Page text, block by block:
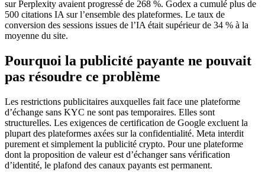
sur Perplexity avaient progressé de 268 %. Godex a cumulé plus de
500 citations IA sur l’ensemble des plateformes. Le taux de
conversion des sessions issues de l’IA était supérieur de 34 % à la
moyenne du site.
Pourquoi la publicité payante ne pouvait
pas résoudre ce problème
Les restrictions publicitaires auxquelles fait face une plateforme
d’échange sans KYC ne sont pas temporaires. Elles sont
structurelles. Les exigences de certification de Google excluent la
plupart des plateformes axées sur la confidentialité. Meta interdit
purement et simplement la publicité crypto. Pour une plateforme
dont la proposition de valeur est d’échanger sans vérification
d’identité, le plafond des canaux payants est permanent.